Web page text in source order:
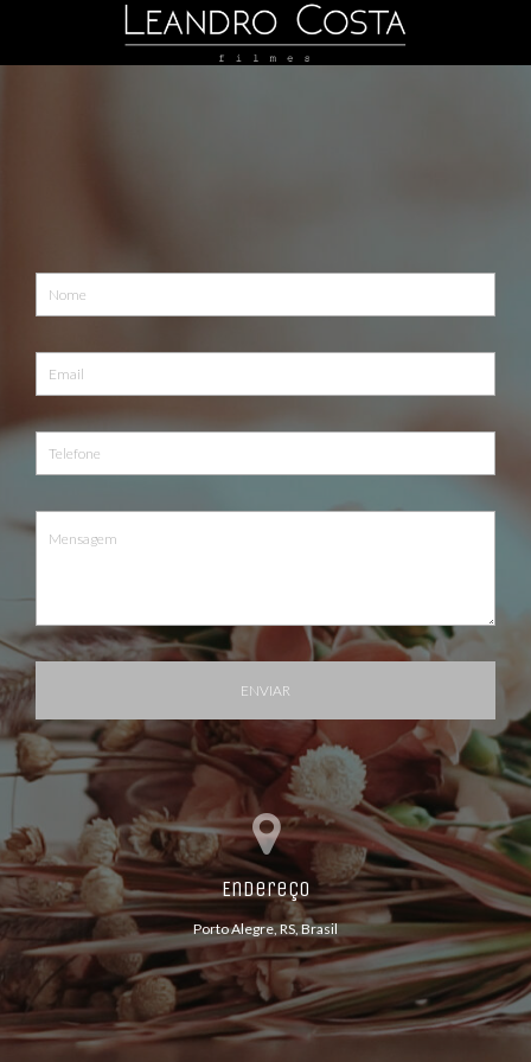
ENVIAR
Endereço
Porto Alegre, RS, Brasil